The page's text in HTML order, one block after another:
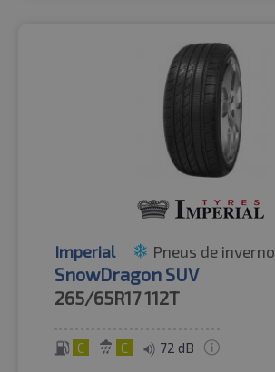
Imperial Pneus de inverno
SnowDragon SUV
265/65R17112T
C C 72 dB